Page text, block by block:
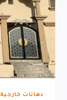
دهانات خارجية